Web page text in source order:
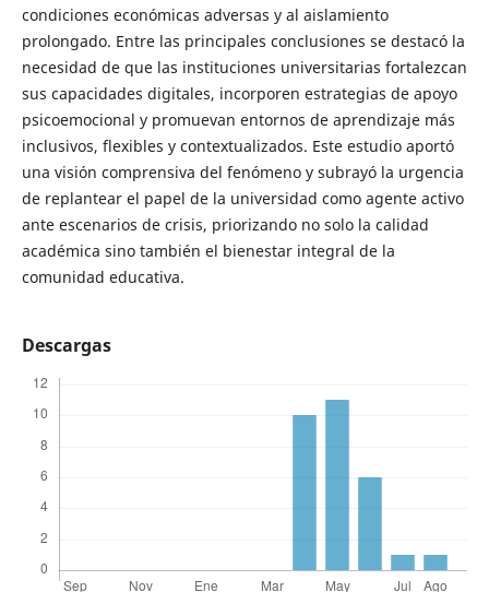
condiciones económicas adversas y al aislamiento
prolongado. Entre las principales conclusiones se destacó la
necesidad de que las instituciones universitarias fortalezcan
sus capacidades digitales, incorporen estrategias de apoyo
psicoemocional y promuevan entornos de aprendizaje más
inclusivos, flexibles y contextualizados. Este estudio aportó
una visión comprensiva del fenómeno y subrayó la urgencia
de replantear el papel de la universidad como agente activo
ante escenarios de crisis, priorizando no solo la calidad
académica sino también el bienestar integral de la
comunidad educativa.
Descargas